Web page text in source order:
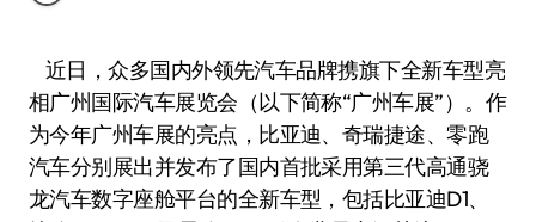
近日，众多国内外领先汽车品牌携旗下全新车型亮
相广州国际汽车展览会（以下简称“广州车展”）。作
为今年广州车展的亮点，比亚迪、奇瑞捷途、零跑
汽车分别展出并发布了国内首批采用第三代高通骁
龙汽车数字座舱平台的全新车型，包括比亚迪D1、